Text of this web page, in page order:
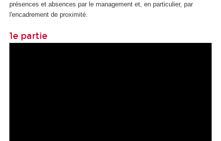
présences et absences par le management et, en particulier, par
l'encadrement de proximité.
1e partie